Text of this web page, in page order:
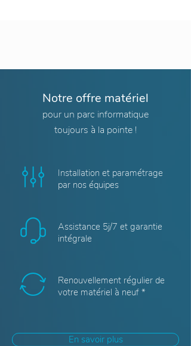
Notre offre matériel
pour un parc informatique
toujours à la pointe !
Installation et paramétrage
par nos équipes
Assistance 5j/7 et garantie
intégrale
Renouvellement régulier de
votre matériel à neuf *
En savoir plus